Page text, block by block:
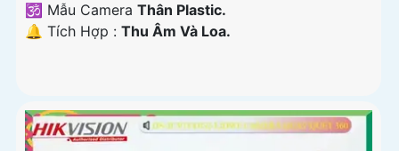
🕉️ Mẫu Camera Thân Plastic.
️🔔 Tích Hợp : Thu Âm Và Loa.